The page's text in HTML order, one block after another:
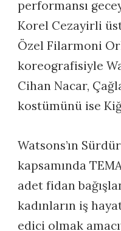
performansı
Korel Cezayirli
Özel Filarmoni
koreografisiyle
Cihan Nacar,
kostümünü ise
Watsons’ın
kapsamında
adet fidan
kadınların iş
edici olmak